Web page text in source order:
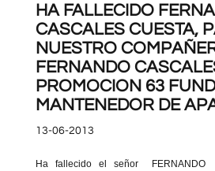
HA FALLECIDO
CASCALES CUESTA,
NUESTRO
FERNANDO
PROMOCION 63
MANTENEDOR DE
13-06-2013
Ha fallecido el señor FERNANDO